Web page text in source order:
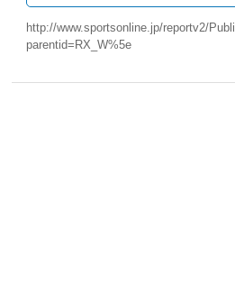
http://www.sportsonline.jp/reportv2/
parentid=RX_W%5e